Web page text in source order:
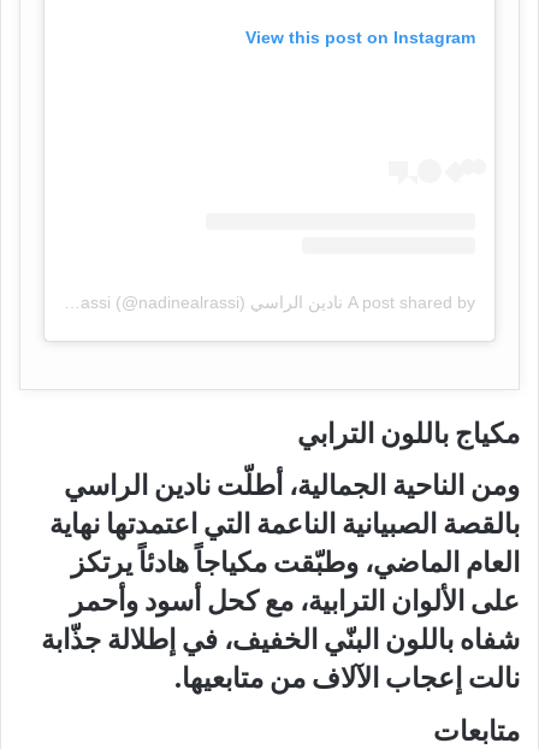
View this post on Instagram
مكياج باللون الترابي
ومن الناحية الجمالية، أطلّت نادين الراسي
بالقصة الصبيانية الناعمة التي اعتمدتها نهاية
العام الماضي، وطبّقت مكياجاً هادئاً يرتكز
على الألوان الترابية، مع كحل أسود وأحمر
شفاه باللون البنّي الخفيف، في إطلالة جذّابة
نالت إعجاب الآلاف من متابعيها.
متابعات